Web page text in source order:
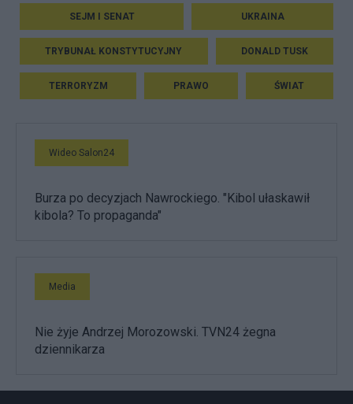
SEJM I SENAT UKRAINA
TRYBUNAŁ KONSTYTUCYJNY DONALD TUSK
TERRORYZM PRAWO ŚWIAT
Wideo Salon24
Burza po decyzjach Nawrockiego. "Kibol ułaskawił
kibola? To propaganda"
Media
Nie żyje Andrzej Morozowski. TVN24 żegna
dziennikarza